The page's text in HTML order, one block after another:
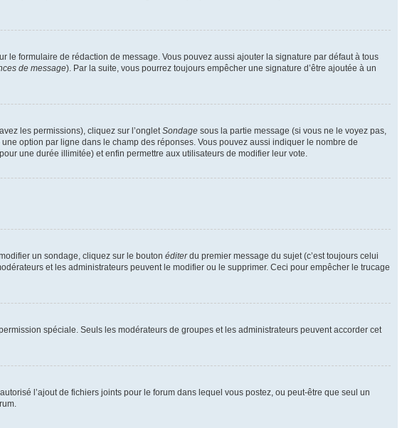
le formulaire de rédaction de message. Vous pouvez aussi ajouter la signature par défaut à tous
de message). Par la suite, vous pourrez toujours empêcher une signature d’être ajoutée à un
les permissions), cliquez sur l’onglet Sondage sous la partie message (si vous ne le voyez pas,
option par ligne dans le champ des réponses. Vous pouvez aussi indiquer le nombre de
une durée illimitée) et enfin permettre aux utilisateurs de modifier leur vote.
un sondage, cliquez sur le bouton éditerdu premier message du sujet (c’est toujours celui
et les administrateurs peuvent le modifier ou le supprimer. Ceci pour empêcher le trucage
spéciale. Seuls les modérateurs de groupes et les administrateurs peuvent accorder cet
l’ajout de fichiers joints pour le forum dans lequel vous postez, ou peut-être que seul un